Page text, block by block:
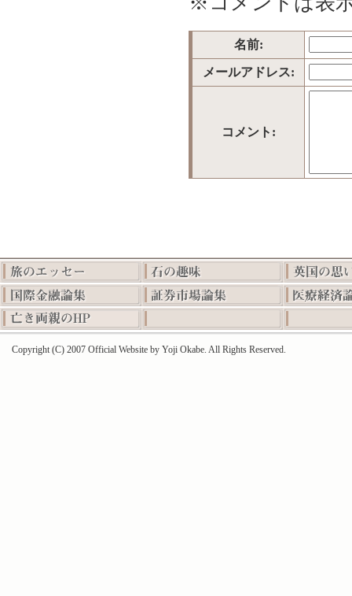
名前:
メールアドレス:
コメント:
Copyright (C) 2007 Official Website by Yoji Okabe. All Rights Reserved.